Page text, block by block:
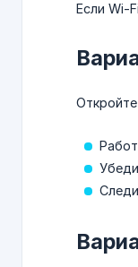
Если Wi-
Откройте